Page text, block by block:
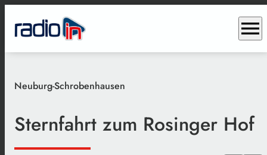
menu
Neuburg-Schrobenhausen
Sternfahrt zum Rosinger Hof